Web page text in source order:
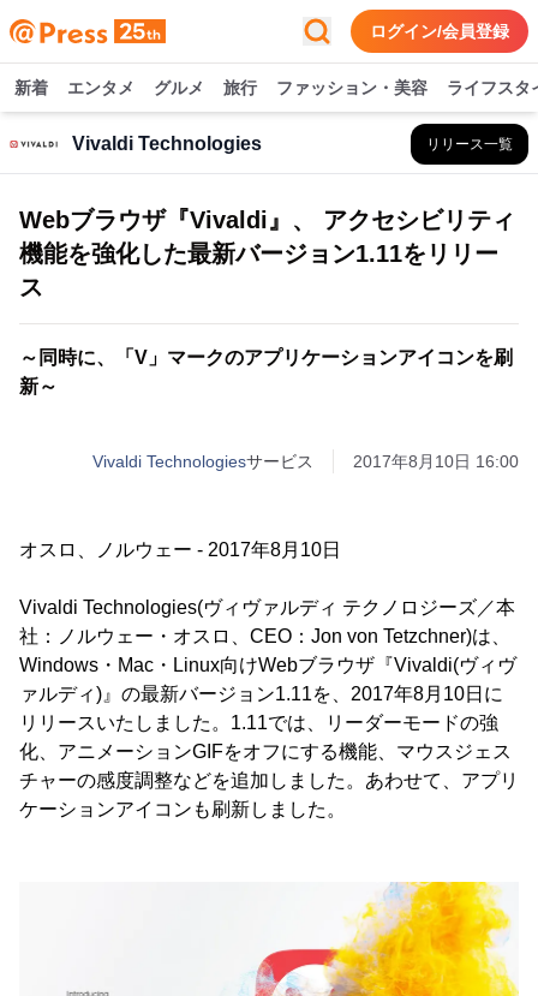
ログイン/会員登録
新着 エンタメ グルメ 旅行 ファッション・美容 ライフスタ
Vivaldi Technologies リリース一覧
Webブラウザ『Vivaldi』、 アクセシビリティ
機能を強化した最新バージョン1.11をリリー
ス
～同時に、「V」マークのアプリケーションアイコンを刷
新～
Vivaldi Technologiesサービス 2017年8月10日 16:00
オスロ、ノルウェー - 2017年8月10日
Vivaldi Technologies(ヴィヴァルディ テクノロジーズ／本
社：ノルウェー・オスロ、CEO：Jon von Tetzchner)は、
Windows・Mac・Linux向けWebブラウザ『Vivaldi(ヴィヴ
ァルディ)』の最新バージョン1.11を、2017年8月10日に
リリースいたしました。1.11では、リーダーモードの強
化、アニメーションGIFをオフにする機能、マウスジェス
チャーの感度調整などを追加しました。あわせて、アプリ
ケーションアイコンも刷新しました。